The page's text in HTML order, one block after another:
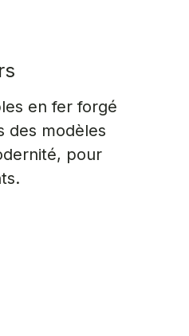
en fer forgé
des modèles
pour